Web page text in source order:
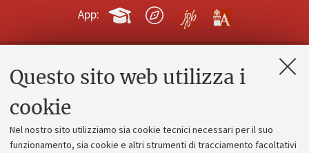
Questo sito web utilizza i
cookie
Nel nostro sito utilizziamo sia cookie tecnici necessari per il suo
funzionamento, sia cookie e altri strumenti di tracciamento facoltativi
App:
Contatti e PEC
Alumni community